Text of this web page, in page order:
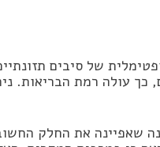
של סיבים
כך עולה רמת הבריאות.
שאפיינה את החלק